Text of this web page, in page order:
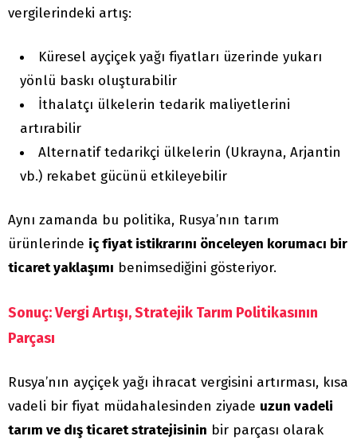
vergilerindeki artış:
Küresel ayçiçek yağı fiyatları üzerinde yukarı
yönlü baskı oluşturabilir
İthalatçı ülkelerin tedarik maliyetlerini
artırabilir
Alternatif tedarikçi ülkelerin (Ukrayna, Arjantin
vb.) rekabet gücünü etkileyebilir
Aynı zamanda bu politika, Rusya’nın tarım
ürünlerinde iç fiyat istikrarını önceleyen korumacı bir
ticaret yaklaşımı benimsediğini gösteriyor.
Sonuç: Vergi Artışı, Stratejik Tarım Politikasının
Parçası
Rusya’nın ayçiçek yağı ihracat vergisini artırması, kısa
vadeli bir fiyat müdahalesinden ziyade uzun vadeli
tarım ve dış ticaret stratejisinin bir parçası olarak